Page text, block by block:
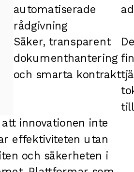
automatiserade
rådgivning
Säker, transparent
dokumenthantering
och smarta kontrakt
innovationen inte
effektiviteten utan
och säkerheten i